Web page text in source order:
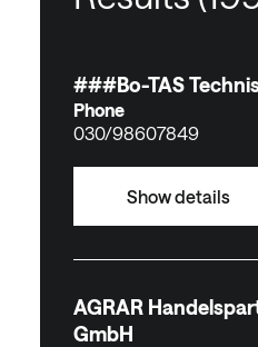
###Bo-TAS
Phone
030/98607849
Show details
AGRAR
GmbH